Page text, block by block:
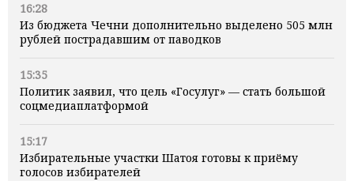
16:28
Из бюджета Чечни дополнительно выделено 505 млн
рублей пострадавшим от паводков
15:35
Политик заявил, что цель «Госулуг» — стать большой
соцмедиаплатформой
15:17
Избирательные участки Шатоя готовы к приёму
голосов избирателей